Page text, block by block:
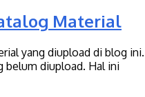
Material
yang diupload di blog ini.
belum diupload. Hal ini